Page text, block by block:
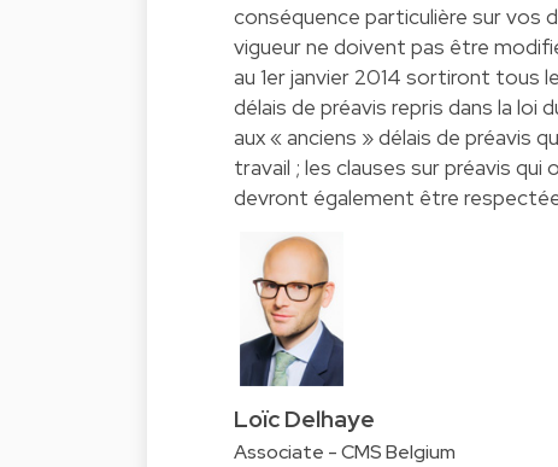
conséquence particulière sur vos
vigueur ne doivent pas être
au 1er janvier 2014 sortiront tous
délais de préavis repris dans la
aux « anciens » délais de préavis
travail ; les clauses sur préavis
devront également être
Loïc Delhaye
Associate - CMS Belgium